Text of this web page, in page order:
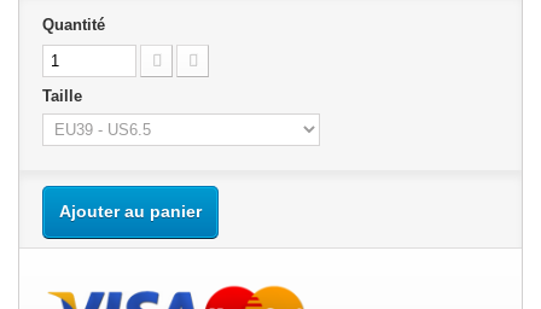
Quantité
Taille
Ajouter au panier